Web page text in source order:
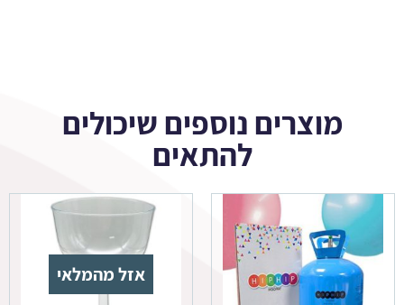
מוצרים נוספים שיכולים
להתאים
אזל מהמלאי